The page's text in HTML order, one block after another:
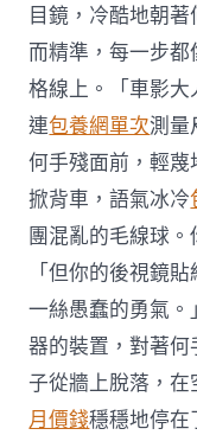
目鏡，冷酷地朝
而精準，每一步
格線上。「車影大
連包養網單次測量
何手殘面前，輕
掀背車，語氣冰冷
團混亂的毛線球。
「但你的後視鏡
一絲愚蠢的勇氣
器的裝置，對著
子從牆上脫落，
月價錢穩穩地停在